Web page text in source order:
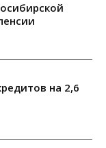
на 2,6